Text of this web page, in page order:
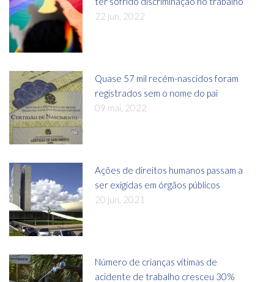
22 jun, 2022
Quase 57 mil recém-nascidos foram
registrados sem o nome do pai
09 mai, 2022
Ações de direitos humanos passam a
ser exigidas em órgãos públicos
20 jun, 2021
Número de crianças vítimas de
acidente de trabalho cresceu 30%